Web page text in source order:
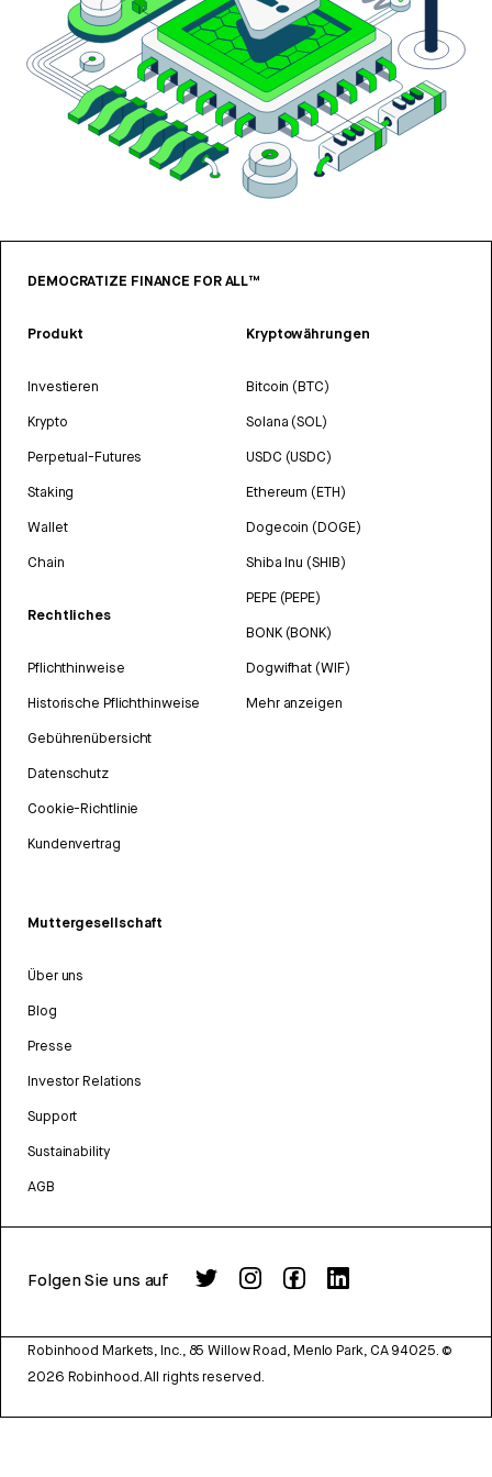
DEMOCRATIZE FINANCE FOR ALL™
Produkt
Investieren
Krypto
Perpetual-Futures
Staking
Wallet
Chain
Rechtliches
Pflichthinweise
Historische Pflichthinweise
Gebührenübersicht
Datenschutz
Cookie-Richtlinie
Kundenvertrag
Kryptowährungen
Bitcoin (BTC)
Solana (SOL)
USDC (USDC)
Ethereum (ETH)
Dogecoin (DOGE)
Shiba Inu (SHIB)
PEPE (PEPE)
BONK (BONK)
Dogwifhat (WIF)
Mehr anzeigen
Muttergesellschaft
Über uns
Blog
Presse
Investor Relations
Support
Sustainability
AGB
Folgen Sie uns auf
Robinhood Markets, Inc., 85 Willow Road, Menlo Park, CA 94025. ©
2026 Robinhood. All rights reserved.